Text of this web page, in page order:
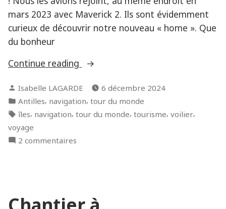
mars 2023 avec Maverick 2. Ils sont évidemment
curieux de découvrir notre nouveau « home ». Que
du bonheur
Continue reading
« Direction
Martinique,
en
passant
et
Posted
by
Isabelle LAGARDE
6 décembre 2024
Posted
in
Antilles, navigation, tour du monde
Tags:
îles, navigation, tour du monde, tourisme, voilier,
voyage
2 commentaires
passant